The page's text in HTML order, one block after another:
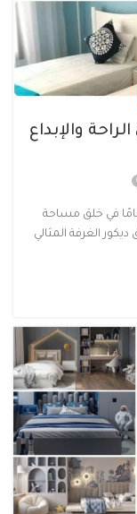
والإبداع
في خلق مساحة
الغرفة المثالي